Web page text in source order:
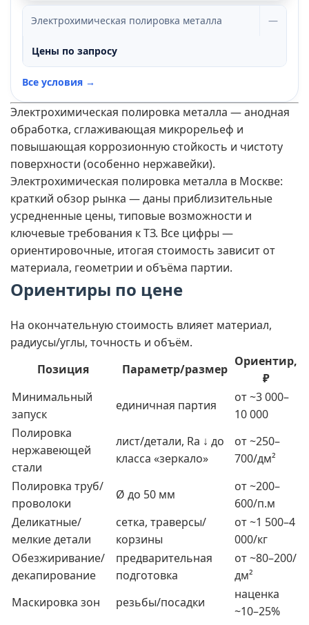
Электрохимическая полировка металла —
Цены по запросу
Все условия →
Электрохимическая полировка металла — анодная
обработка, сглаживающая микрорельеф и
повышающая коррозионную стойкость и чистоту
поверхности (особенно нержавейки).
Электрохимическая полировка металла в Москве:
краткий обзор рынка — даны приблизительные
усредненные цены, типовые возможности и
ключевые требования к ТЗ. Все цифры —
ориентировочные, итогая стоимость зависит от
материала, геометрии и объёма партии.
Ориентиры по цене
На окончательную стоимость влияет материал,
радиусы/углы, точность и объём.
Позиция
Параметр/размер
Ориентир,
₽
Минимальный
запуск
единичная партия
от ~3 000–
10 000
Полировка
нержавеющей
стали
лист/детали, Ra ↓ до
класса «зеркало»
от ~250–
700/дм²
Полировка труб/
проволоки
Ø до 50 мм
от ~200–
600/п.м
Деликатные/
мелкие детали
сетка, траверсы/
корзины
от ~1 500–4
000/кг
Обезжиривание/
декапирование
предварительная
подготовка
от ~80–200/
дм²
Маскировка зон
резьбы/посадки
наценка
~10–25%